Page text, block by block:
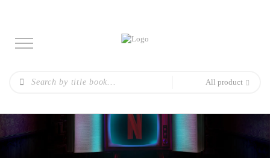
All product